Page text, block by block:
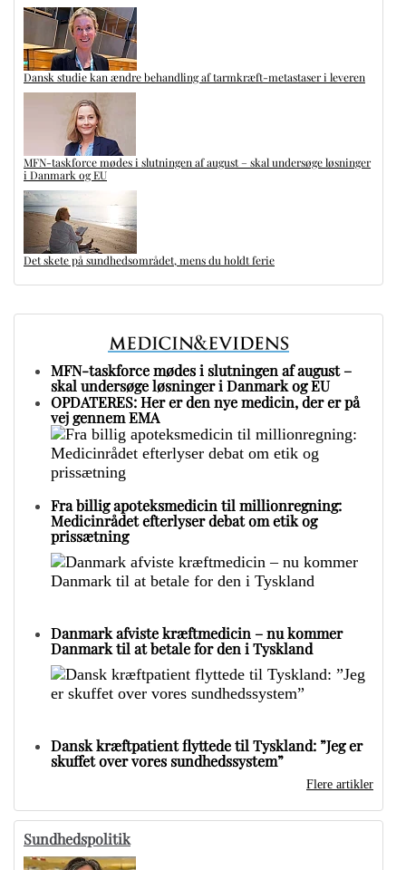
Dansk studie kan ændre behandling af tarmkræft-metastaser i leveren
MFN-taskforce mødes i slutningen af august – skal undersøge løsninger
i Danmark og EU
Det skete på sundhedsområdet, mens du holdt ferie
MFN-taskforce mødes i slutningen af august –
skal undersøge løsninger i Danmark og EU
OPDATERES: Her er den nye medicin, der er på
vej gennem EMA
Fra billig apoteksmedicin til millionregning:
Medicinrådet efterlyser debat om etik og
prissætning
Danmark afviste kræftmedicin – nu kommer
Danmark til at betale for den i Tyskland
Dansk kræftpatient flyttede til Tyskland: ”Jeg er
skuffet over vores sundhedssystem”
Flere artikler
Sundhedspolitik